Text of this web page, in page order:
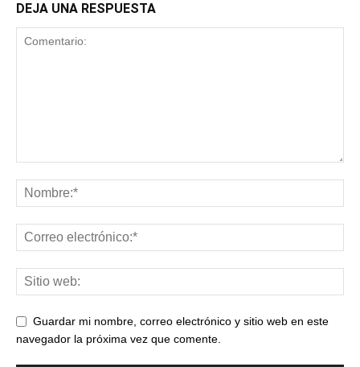
DEJA UNA RESPUESTA
Guardar mi nombre, correo electrónico y sitio web en este
navegador la próxima vez que comente.